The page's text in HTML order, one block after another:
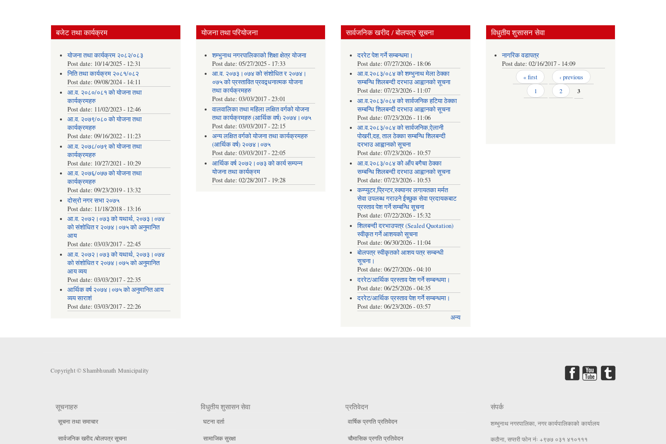
बजेट तथा कार्यक्रम
योजना तथा कार्यक्रम २०८२/०८३
Post date: 10/14/2025 - 12:31
निति तथा कार्यक्रम २०८१/०८२
Post date: 09/08/2024 - 14:11
आ.व. २०८०/०८१ को योजना तथा
कार्यक्रमहरु
Post date: 11/02/2023 - 12:46
आ.व. २०७९/०८० को योजना तथा
कार्यक्रमहरु
Post date: 09/16/2022 - 11:23
आ.व. २०७८/०७९ को योजना तथा
कार्यक्रमहरु
Post date: 10/27/2021 - 10:29
आ.व. २०७६/०७७ को योजना तथा
कार्यक्रमहरु
Post date: 09/23/2019 - 13:32
दोस्रो नगर सभा २०७५
Post date: 11/18/2018 - 13:16
आ.व. २०७२।०७३ को यथार्थ, २०७३।०७४
को संशोधित र २०७४।०७५ को अनुमानित
आय
Post date: 03/03/2017 - 22:45
आ.व. २०७२।०७३ को यथार्थ, २०७३।०७४
को संशोधित र २०७४।०७५ को अनुमानित
आय व्यय
Post date: 03/03/2017 - 22:35
आर्थिक वर्ष २०७४।०७५ को अनुमानित आय
व्यय साराशं
Post date: 03/03/2017 - 22:26
योजना तथा परियोजना
शम्भुनाथ नगरपालिकाको शिक्षा क्षेत्र योजना
Post date:05/27/2025 - 17:33
आ.व. २०७३।०७४ को संशोधित र २०७४।
०७५ को प्रस्तावित प्रवद्र्धनात्मक योजना
तथा कार्यक्रमहरु
Post date:03/03/2017 - 23:01
वालवालिका तथा महिला लक्षित वर्गको योजना
तथा कार्यक्रमहरु (आर्थिक वर्ष) २०७४।०७५
Post date:03/03/2017 - 22:15
अन्य लक्षित वर्गको योजना तथा कार्यक्रमहरु
(आर्थिक वर्ष) २०७४।०७५
Post date:03/03/2017 - 22:05
आर्थिक वर्ष २०७२।०७३ को कार्य सम्पन्न
योजना तथा कार्यक्रम
Post date:02/28/2017 - 19:28
सार्वजनिक खरीद / बोलपत्र सूचना
दररेट पेश गर्ने सम्बन्धमा।
Post date: 07/27/2026 - 18:06
आ.व.२०८३/०८४ को शम्भुनाथ मेला ठेक्का
सम्बन्धि शिलबन्दी दरभाउ आह्वानको सूचना
Post date: 07/23/2026 - 11:07
आ.व.२०८३/०८४ को सार्वजनिक हटिया ठेक्का
सम्बन्धि शिलबन्दी दरभाउ आह्वानको सूचना
Post date: 07/23/2026 - 11:06
आ.व.२०८३/०८४ को सार्वजनिक,ऐलानी
पोखरी,दह, ताल ठेक्का सम्बन्धि शिलबन्दी
दरभाउ आह्वानको सूचना
Post date: 07/23/2026 - 10:57
आ.व.२०८३/०८४ को आँप बगैचा ठेक्का
सम्बन्धि शिलबन्दी दरभाउ आह्वानको सूचना
Post date: 07/23/2026 - 10:53
कम्प्युटर,प्रिन्टर,स्क्यानर लगायतका मर्मत
सेवा उपलब्ध गराउने ईच्छुक सेवा प्रदायकबाट
प्रस्ताव पेश गर्ने सम्बन्धि सूचना
Post date: 07/22/2026 - 15:32
शिलबन्दी दरभाउपत्र (Sealed Quotation)
स्वीकृत गर्ने आशयको सूचना
Post date: 06/30/2026 - 11:04
बोलपत्र स्वीकृतको आशय पत्र सम्बन्धी
सूचना।
Post date: 06/27/2026 - 04:10
दररेट/आर्थिक प्रस्ताव पेश गर्ने सम्बन्धमा।
Post date: 06/25/2026 - 04:35
दररेट/आर्थिक प्रस्ताव पेश गर्ने सम्बन्धमा।
Post date: 06/23/2026 - 03:57
अन्य
विधुतीय शुसासन सेवा
नागरिक वडापत्र
Post date:02/16/2017 - 14:09
Pages « first
‹ previous
1
2 3
Copyright © Shambhunath Municipality
सूचनाहरु
सूचना तथा समाचार
सार्वजनिक खरीद /बोलपत्र सूचना
विधुतीय शुसासन सेवा
घटना दर्ता
सामाजिक सुरक्षा
प्रतिवेदन
वार्षिक प्रगति प्रतिवेदन
चौमासिक प्रगति प्रतिवेदन
संपर्क
शम्भुनाथ नगरपालिका, नगर कार्यपालिकाको कार्यालय
कठाैना, सप्तरी फाेन नंः +९७७ ०३१ ४१०१११